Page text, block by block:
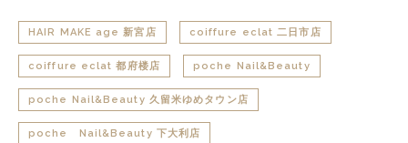
HAIR MAKE age 新宮店 coiffure eclat 二日市店
coiffure eclat 都府楼店 poche Nail&Beauty
poche Nail&Beauty 久留米ゆめタウン店
poche Nail&Beauty 下大利店